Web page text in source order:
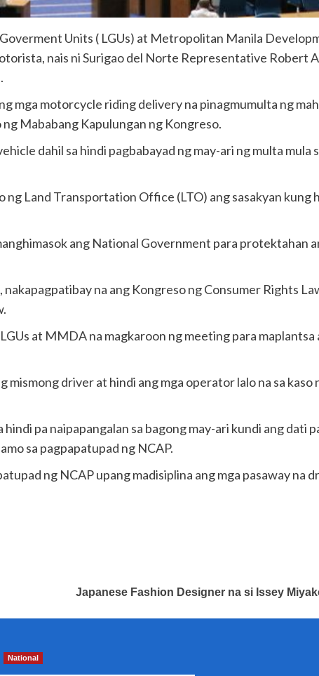
Units ( LGUs) at Metropolitan Manila
nais ni Surigao del Norte Representative Robert
mga motorcycle riding delivery na pinagmumulta ng
Mababang Kapulungan ng Kongreso.
dahil sa hindi pagbabayad ng may-ari ng multa mula
Land Transportation Office (LTO) ang sasakyan kung
ang National Government para protektahan
na ang Kongreso ng Consumer Rights
at MMDA na magkaroon ng meeting para maplantsa
driver at hindi ang mga operator lalo na sa kaso
pa naipapangalan sa bagong may-ari kundi ang dati
sa pagpapatupad ng NCAP.
ng NCAP upang madisiplina ang mga pasaway na
Japanese Fashion Designer na si Issey
National